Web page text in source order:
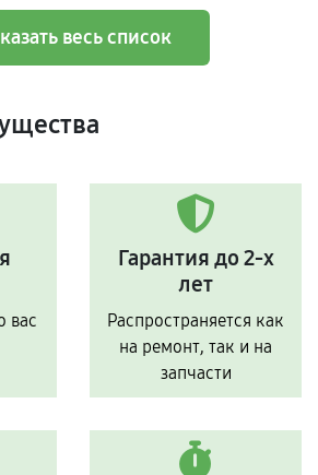
весь список
вас
Гарантия до 2-х
лет
Распространяется как
на ремонт, так и на
запчасти